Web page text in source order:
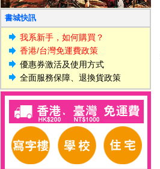
書城快訊
我系新手，如何購買？
香港/台灣免運費政策
優惠券激活及使用方式
全面服務保障、退換貨政策